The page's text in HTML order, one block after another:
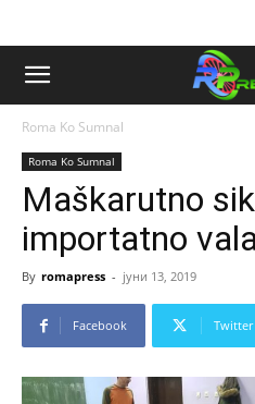
Roma Ko Sumnal
Roma Ko Sumnal
Maškarutno
importatno
By romapress - јуни 13, 2019
Facebook Twitter